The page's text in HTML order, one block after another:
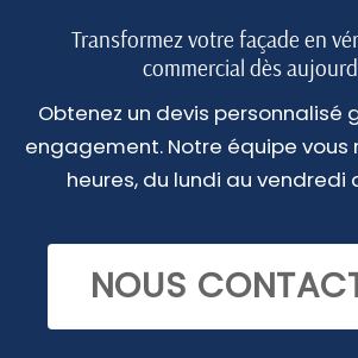
Transformez votre façade en
commercial dès
Obtenez un devis personnalisé
engagement. Notre équipe vous
heures, du lundi au vendredi
NOUS